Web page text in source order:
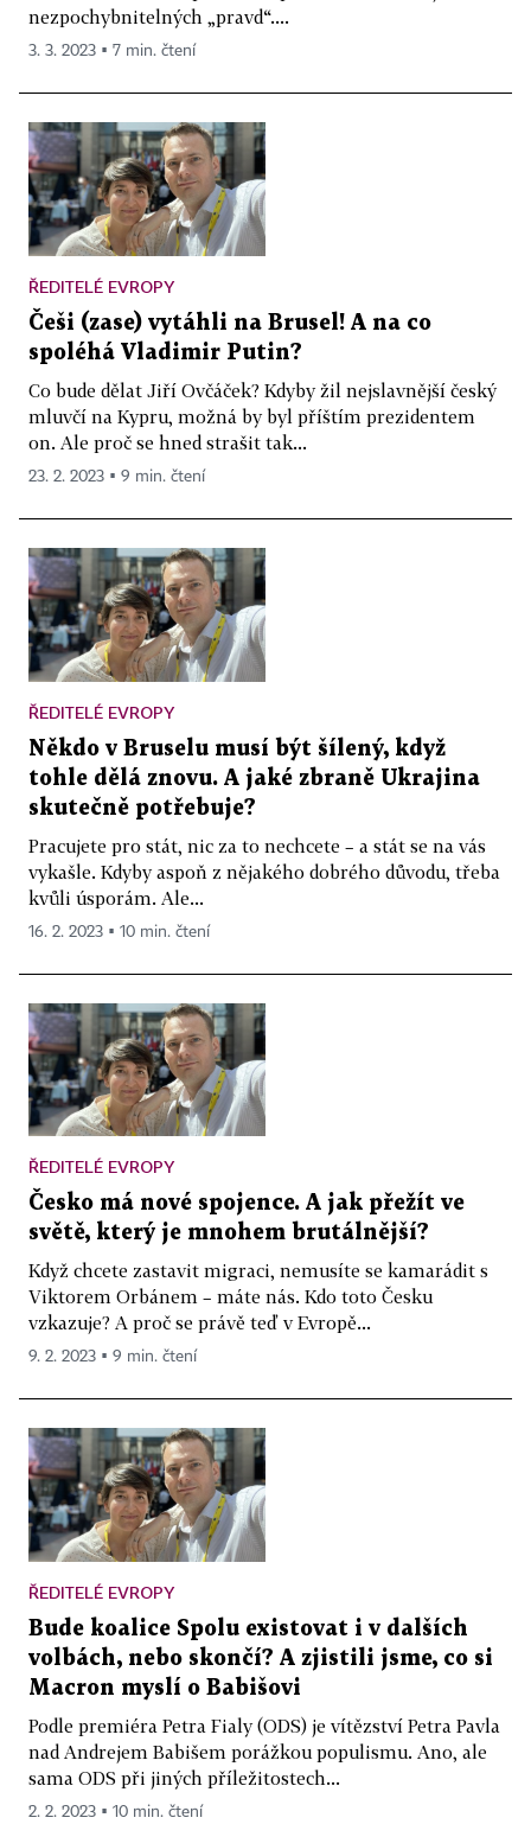
nezpochybnitelných „pravd“....
3. 3. 2023 ▪ 7 min. čtení
ŘEDITELÉ EVROPY
Češi (zase) vytáhli na Brusel! A na co
spoléhá Vladimir Putin?
Co bude dělat Jiří Ovčáček? Kdyby žil nejslavnější český
mluvčí na Kypru, možná by byl příštím prezidentem
on. Ale proč se hned strašit tak...
23. 2. 2023 ▪ 9 min. čtení
ŘEDITELÉ EVROPY
Někdo v Bruselu musí být šílený, když
tohle dělá znovu. A jaké zbraně Ukrajina
skutečně potřebuje?
Pracujete pro stát, nic za to nechcete – a stát se na vás
vykašle. Kdyby aspoň z nějakého dobrého důvodu, třeba
kvůli úsporám. Ale...
16. 2. 2023 ▪ 10 min. čtení
ŘEDITELÉ EVROPY
Česko má nové spojence. A jak přežít ve
světě, který je mnohem brutálnější?
Když chcete zastavit migraci, nemusíte se kamarádit s
Viktorem Orbánem – máte nás. Kdo toto Česku
vzkazuje? A proč se právě teď v Evropě...
9. 2. 2023 ▪ 9 min. čtení
ŘEDITELÉ EVROPY
Bude koalice Spolu existovat i v dalších
volbách, nebo skončí? A zjistili jsme, co si
Macron myslí o Babišovi
Podle premiéra Petra Fialy (ODS) je vítězství Petra Pavla
nad Andrejem Babišem porážkou populismu. Ano, ale
sama ODS při jiných příležitostech...
2. 2. 2023 ▪ 10 min. čtení